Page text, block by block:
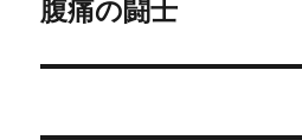
ゲ
ー
次
投
腹痛の闘士